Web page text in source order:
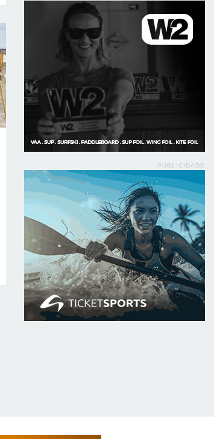
PUBLICIDADE